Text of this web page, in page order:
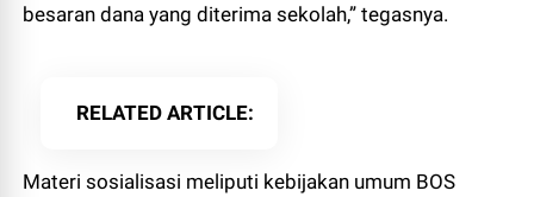
besaran dana yang diterima sekolah,” tegasnya.
RELATED ARTICLE
Materi sosialisasi meliputi kebijakan umum BOS